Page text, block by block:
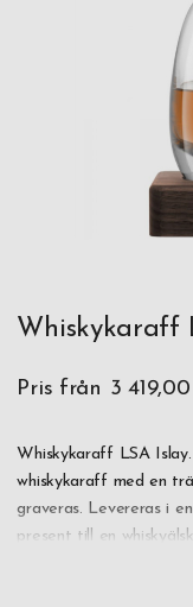
Whiskykaraff
Pris från 3
Whiskykaraff LSA
whiskykaraff med en
graveras. Levereras i
present till en